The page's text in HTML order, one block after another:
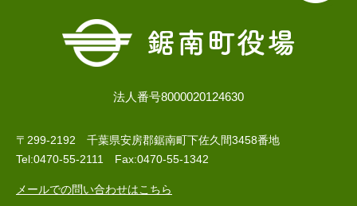
法人番号8000020124630
〒299-2192 千葉県安房郡鋸南町下佐久間3458番地
Tel:0470-55-2111 Fax:0470-55-1342
メールでの問い合わせはこちら